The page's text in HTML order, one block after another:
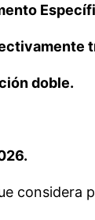
doble.
considera